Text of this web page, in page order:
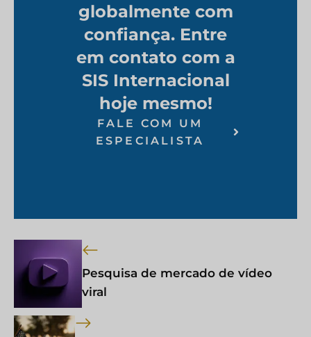
globalmente com
confiança. Entre
em contato com a
SIS Internacional
hoje mesmo!
FALE COM UM
ESPECIALISTA
Pesquisa de mercado de vídeo
viral